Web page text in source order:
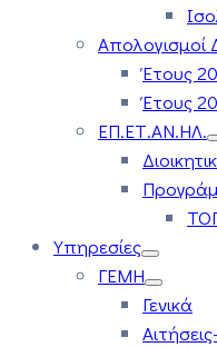
Έτους
Έτους
ΕΠ.ΕΤ.ΑΝ.ΗΛ.
Υπηρεσίες
ΓΕΜΗ
Γενικά